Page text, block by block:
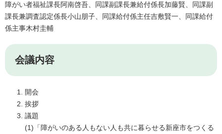
障がい者福祉課長阿南啓吾、同課副課長兼給付係長加藤賢、同課副
課長兼調査認定係長小山朋子、同課給付係主任吉敷賢一、同課給付
係主事木村圭輔
会議内容
開会
挨拶
議題
(1)「障がいのある人もない人も共に暮らせる新座市をつくる